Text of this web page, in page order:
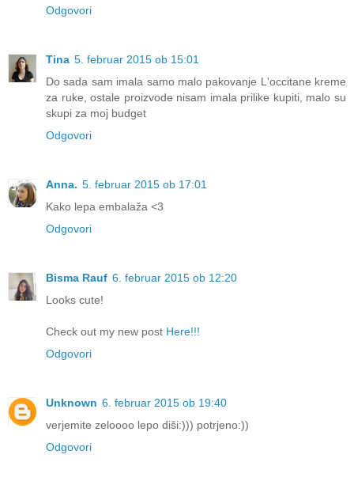
Odgovori
Tina 5. februar 2015 ob 15:01
Do sada sam imala samo malo pakovanje L'occitane kreme
za ruke, ostale proizvode nisam imala prilike kupiti, malo su
skupi za moj budget
Odgovori
Anna. 5. februar 2015 ob 17:01
Kako lepa embalaža <3
Odgovori
Bisma Rauf 6. februar 2015 ob 12:20
Looks cute!
Check out my new post Here!!!
Odgovori
Unknown 6. februar 2015 ob 19:40
verjemite zeloooo lepo diši:))) potrjeno:))
Odgovori